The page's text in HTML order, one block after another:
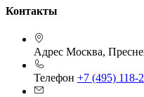
Контакты
Адрес Москва,
Телефон +7 (495) 118-